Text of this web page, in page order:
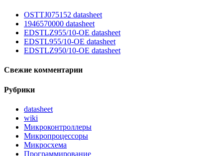
OSTTJ075152 datasheet
1946570000 datasheet
EDSTLZ955/10-OE datasheet
EDSTL955/10-OE datasheet
EDSTLZ950/10-OE datasheet
Свежие комментарии
Рубрики
datasheet
wiki
Микроконтроллеры
Микропроцессоры
Микросхема
Программирование